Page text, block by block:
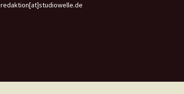
redaktion[at]studiowelle.de